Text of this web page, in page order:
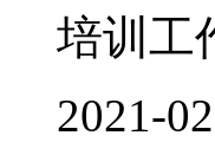
培训工
2021-